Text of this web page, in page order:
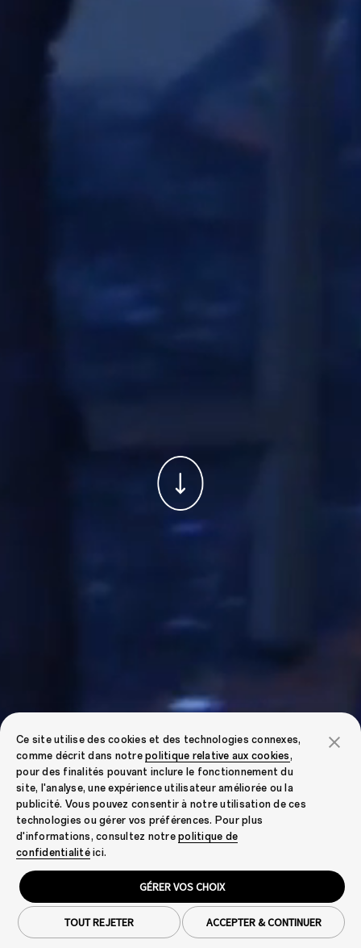
Ce site utilise des cookies et des technologies connexes,
comme décrit dans notre politique relative aux cookies,
pour des finalités pouvant inclure le fonctionnement du
site, l'analyse, une expérience utilisateur améliorée ou la
publicité. Vous pouvez consentir à notre utilisation de ces
technologies ou gérer vos préférences. Pour plus
d'informations, consultez notre politique de
confidentialitéici.
GÉRER VOS CHOIX
ACCEPTER & CONTINUER
TOUT REJETER